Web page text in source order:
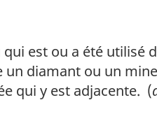
est ou a été utilisé
diamant ou un
qui y est adjacente. (